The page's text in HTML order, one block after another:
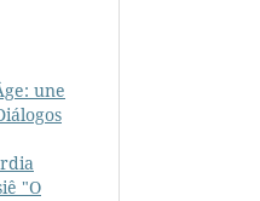
une
"O